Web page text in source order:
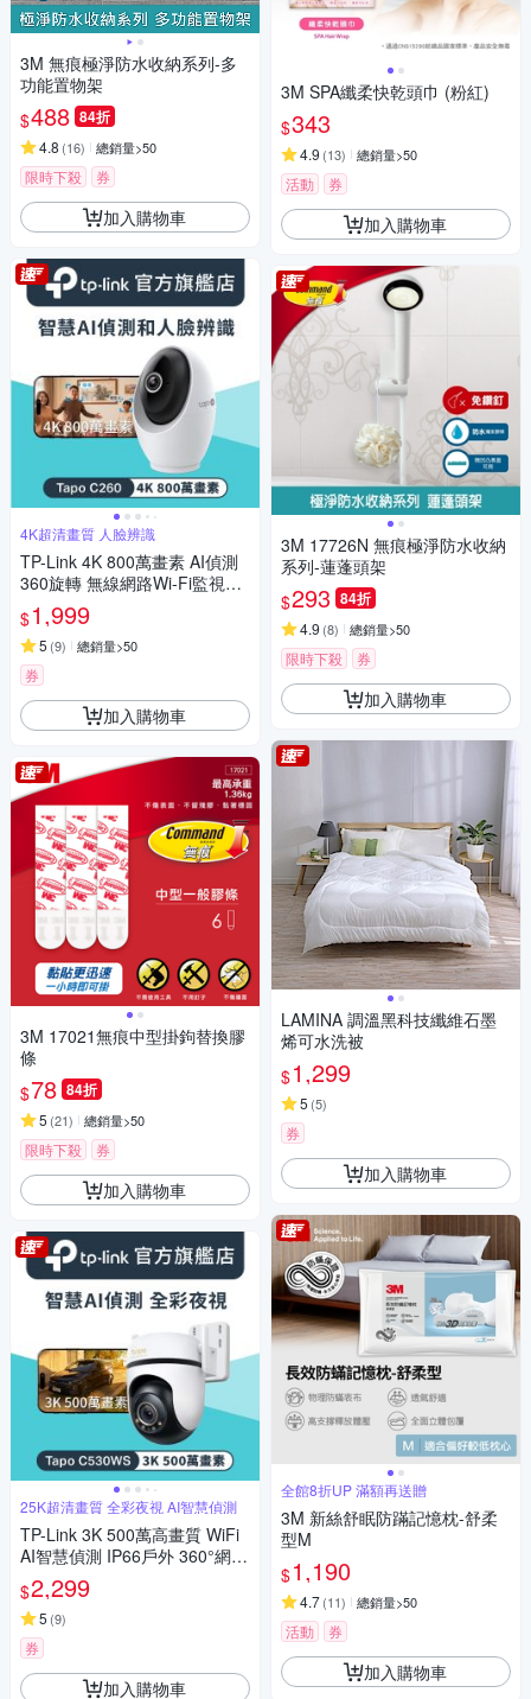
3M 無痕極淨防水收納系列-多
功能置物架
$488 84折
4.8 (16) 總銷量>50
限時下殺 券
加入購物車
4K超清畫質 人臉辨識
TP-Link 4K 800萬畫素 AI偵測
360旋轉 無線網路Wi-Fi監視器
IPCAM(支援512G/寵物/嬰兒/長
輩/Tapo C260)
$1,999
5 (9) 總銷量>50
券
加入購物車
3M 17021無痕中型掛鉤替換膠
條
$78 84折
5 (21) 總銷量>50
限時下殺 券
加入購物車
25K超清畫質 全彩夜視 AI智慧偵測
TP-Link 3K 500萬高畫質 WiFi
AI智慧偵測 IP66戶外 360°網路
攝影機 監視器IP CAM (Tapo C
530WS)
$2,299
5 (9)
券
加入購物車
3M SPA纖柔快乾頭巾 (粉紅)
$343
4.9 (13) 總銷量>50
活動 券
加入購物車
3M 17726N 無痕極淨防水收納
系列-蓮蓬頭架
$293 84折
4.9 (8) 總銷量>50
限時下殺 券
加入購物車
LAMINA 調溫黑科技纖維石墨
烯可水洗被
$1,299
5 (5)
券
加入購物車
全館8折UP 滿額再送贈
3M 新絲舒眠防蹣記憶枕-舒柔
型M
$1,190
4.7(11) 總銷量>50
活動 券
加入購物車